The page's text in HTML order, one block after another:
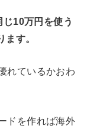
10万円を使う
す。
れているかおわ
ドを作れば海外